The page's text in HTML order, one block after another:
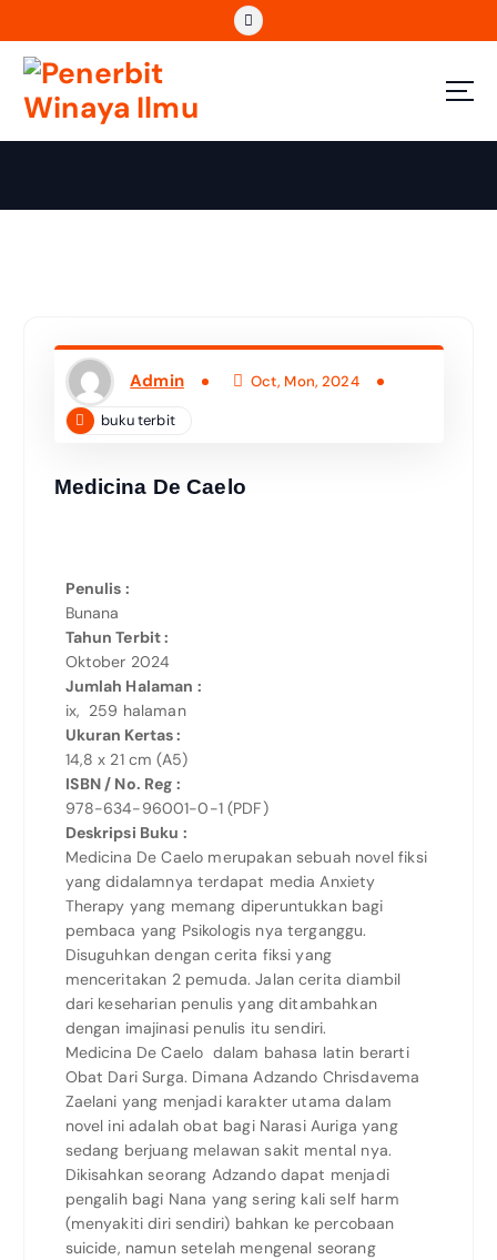
Wahana Insan Berkarya & Berbagi Ilmu
Admin Oct, Mon, 2024
buku terbit
Medicina De Caelo
Penulis :
Bunana
Tahun Terbit :
Oktober 2024
Jumlah Halaman :
ix, 259 halaman
Ukuran Kertas :
14,8 x 21 cm (A5)
ISBN / No. Reg :
978-634-96001-0-1 (PDF)
Deskripsi Buku :
Medicina De Caelo merupakan sebuah novel fiksi
yang didalamnya terdapat media Anxiety
Therapy yang memang diperuntukkan bagi
pembaca yang Psikologis nya terganggu.
Disuguhkan dengan cerita fiksi yang
menceritakan 2 pemuda. Jalan cerita diambil
dari keseharian penulis yang ditambahkan
dengan imajinasi penulis itu sendiri.
Medicina De Caelo dalam bahasa latin berarti
Obat Dari Surga. Dimana Adzando Chrisdavema
Zaelani yang menjadi karakter utama dalam
novel ini adalah obat bagi Narasi Auriga yang
sedang berjuang melawan sakit mental nya.
Dikisahkan seorang Adzando dapat menjadi
pengalih bagi Nana yang sering kali self harm
(menyakiti diri sendiri) bahkan ke percobaan
suicide, namun setelah mengenal seorang